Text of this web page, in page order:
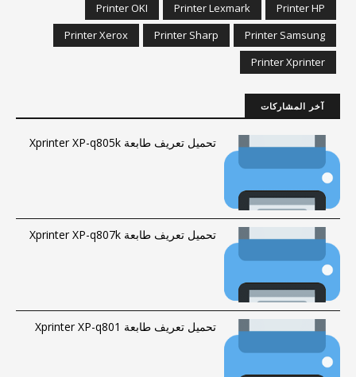
Printer HP
Printer Lexmark
Printer OKI
Printer Samsung
Printer Sharp
Printer Xerox
Printer Xprinter
آخر المشاركات
تحميل تعريف طابعة Xprinter XP-q805k
تحميل تعريف طابعة Xprinter XP-q807k
تحميل تعريف طابعة Xprinter XP-q801